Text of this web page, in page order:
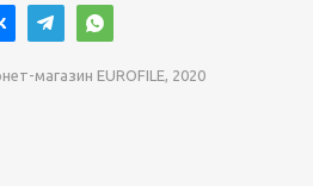
магазин EUROFILE, 2020